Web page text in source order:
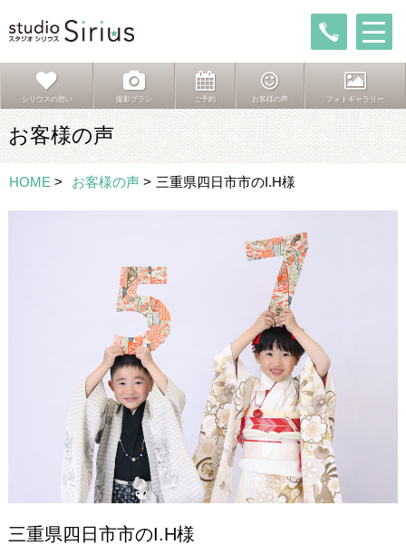
シリウスの想い 撮影プラン ご予約 お客様の声 フォトギャラリー
お客様の声
HOME > お客様の声 > 三重県四日市市のI.H様
三重県四日市市のI.H様